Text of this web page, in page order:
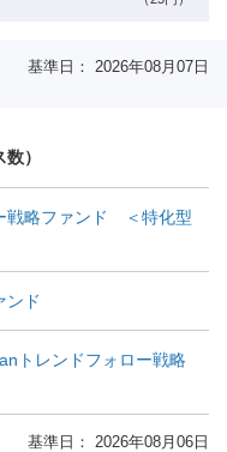
基準日： 2026年08月07日
）
戦略ファンド ＜特化型
ンド
トレンドフォロー戦略
基準日： 2026年08月06日